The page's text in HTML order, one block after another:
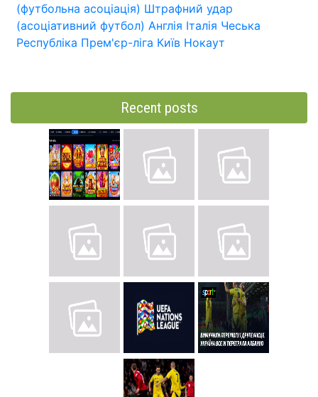
(футбольна асоціація) Штрафний удар
(асоціативний футбол) Англія Італія Чеська
Республіка Прем'єр-ліга Київ Нокаут
Recent posts